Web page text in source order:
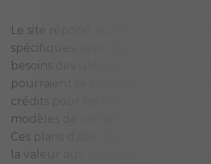
Le site répond également à des
spécifiques, avec des plans
besoins des utilisateurs. Par
pourraient se concentrer sur
crédits pour les discussions privées
modèles de certains pays ou
Ces plans d’abonnement sont
la valeur aux utilisateurs